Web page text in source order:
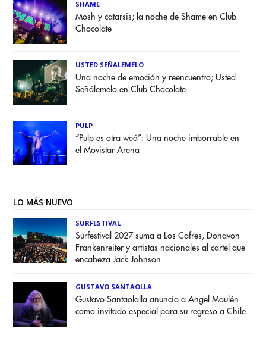
SHAME
Mosh y catarsis; la noche de Shame en Club
Chocolate
USTED SEÑALEMELO
Una noche de emoción y reencuentro; Usted
Señálemelo en Club Chocolate
PULP
“Pulp es otra weá”: Una noche imborrable en
el Movistar Arena
LO MÁS NUEVO
SURFESTIVAL
Surfestival 2027 suma a Los Cafres, Donavon
Frankenreiter y artistas nacionales al cartel que
encabeza Jack Johnson
GUSTAVO SANTAOLLA
Gustavo Santaolalla anuncia a Angel Maulén
como invitado especial para su regreso a Chile